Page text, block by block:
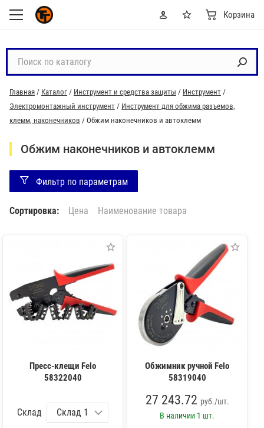
Корзина
с
к
п
о
к
а
л
Главная / Каталог / Инструмент и средства защиты / Инструмент /
Электромонтажный инструмент / Инструмент для обжима разъемов,
клемм, наконечников / Обжим наконечников и автоклемм
Обжим наконечников и автоклемм
Фильтр по параметрам
Сортировка: Цена Наименование товара
Пресс-клещи Felo
58322040
Склад
Обжимник ручной Felo
58319040
27 243.72 руб./шт.
В наличии 1 шт.